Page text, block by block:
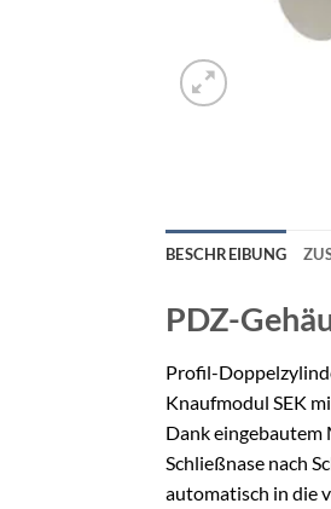
BESCHREIBUNG
PDZ-
Profil-
Knaufmodul SEK
Dank eingebautem
Schließnase nach
automatisch in die